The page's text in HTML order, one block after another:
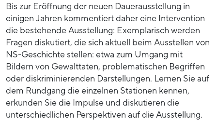
Bis zur Eröffnung der neuen Dauerausstellung in
einigen Jahren kommentiert daher eine Intervention
die bestehende Ausstellung: Exemplarisch werden
Fragen diskutiert, die sich aktuell beim Ausstellen von
NS-Geschichte stellen: etwa zum Umgang mit
Bildern von Gewalttaten, problematischen Begriffen
oder diskriminierenden Darstellungen. Lernen Sie auf
dem Rundgang die einzelnen Stationen kennen,
erkunden Sie die Impulse und diskutieren die
unterschiedlichen Perspektiven auf die Ausstellung.